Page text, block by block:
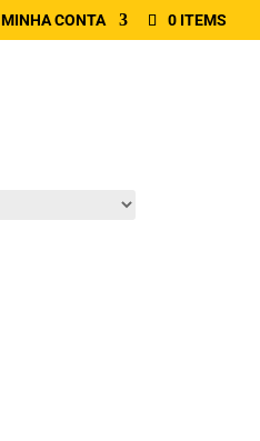
MINHA CONTA 0 ITEMS